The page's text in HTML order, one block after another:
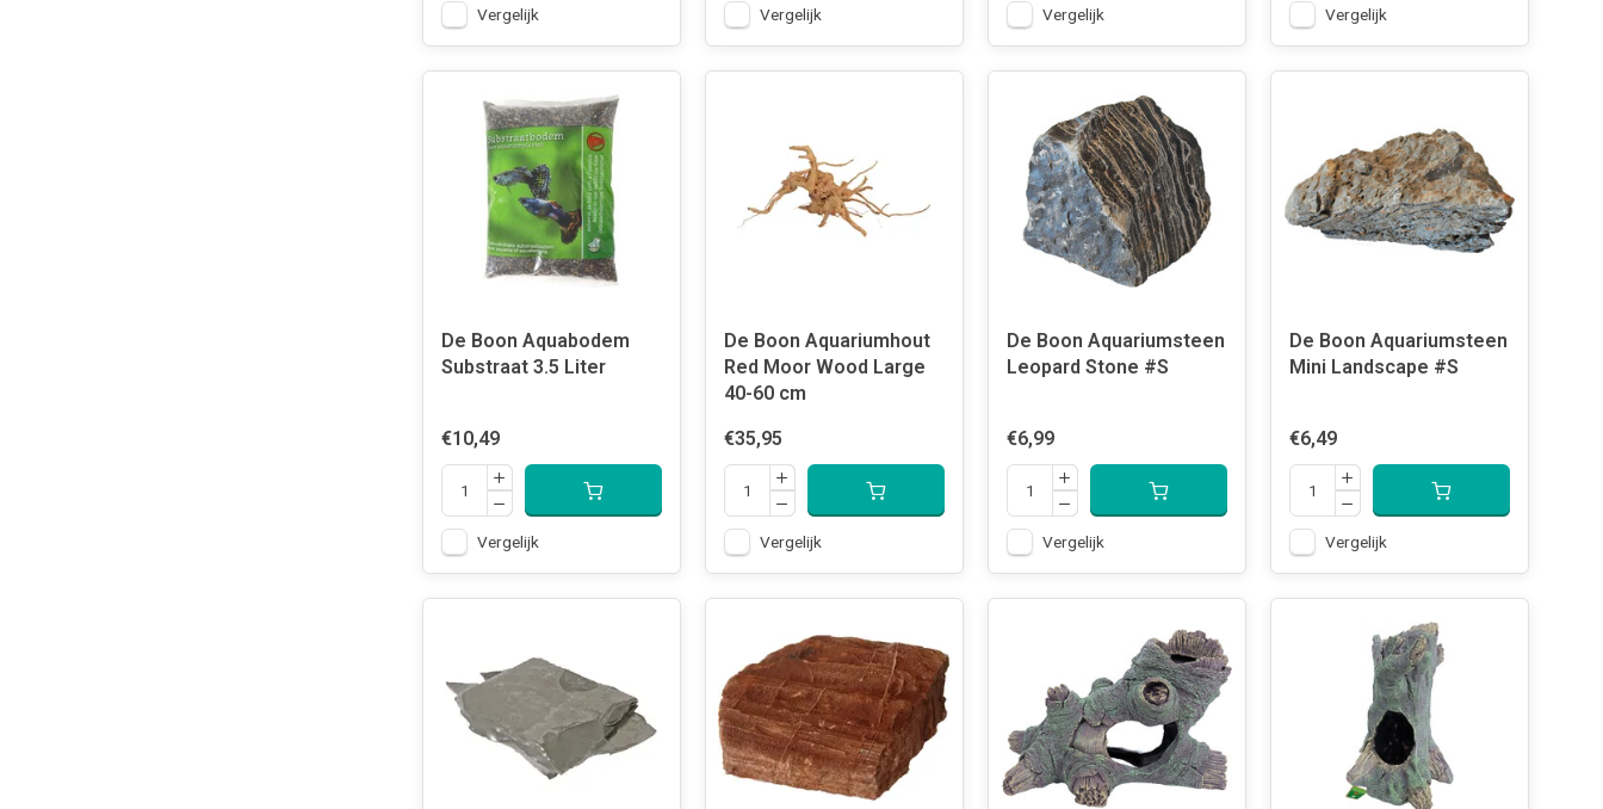
Vergelijk Vergelijk Vergelijk Vergelijk
De Boon Aquabodem
Substraat 3.5 Liter
€10,49
Vergelijk
De Boon Aquariumhout
Red Moor Wood Large
40-60 cm
€35,95
Vergelijk
De Boon Aquariumsteen
Leopard Stone #S
€6,99
Vergelijk
De Boon Aquariumsteen
Mini Landscape #S
€6,49
Vergelijk